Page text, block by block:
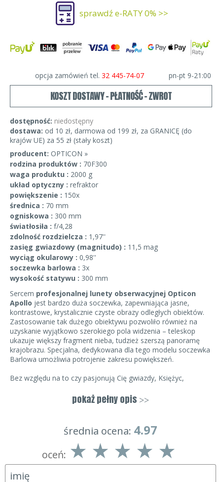
sprawdź e-RATY 0% >>
opcja zamówień tel. 32 445-74-07 pn-pt 9-21:00
KOSZT DOSTAWY - PŁATNOŚĆ - ZWROT
dostępność: niedostępny
dostawa: od 10 zł, darmowa od 199 zł, za GRANICĘ (do
krajów UE) za 55 zł (stały koszt)
producent: OPTICON »
rodzina produktów : 70F300
waga produktu : 2000 g
układ optyczny : refraktor
powiększenie : 150x
średnica : 70 mm
ogniskowa : 300 mm
światłosiła : f/4,28
zdolność rozdzielcza : 1,97''
zasięg gwiazdowy (magnitudo) : 11,5 mag
wyciąg okularowy : 0,98''
soczewka barlowa : 3x
wysokość statywu : 300 mm
Sercem profesjonalnej lunety obserwacyjnej Opticon
Apollo jest bardzo duża soczewka, zapewniająca jasne,
kontrastowe, krystalicznie czyste obrazy odległych obiektów.
Zastosowanie tak dużego obiektywu pozwoliło również na
uzyskanie wyjątkowo szerokiego pola widzenia – teleskop
ukazuje większy fragment nieba, tudzież szerszą panoramę
krajobrazu. Specjalna, dedykowana dla tego modelu soczewka
Barlowa umożliwia potrojenie zakresu powiększeń.
Bez względu na to czy pasjonują Cię gwiazdy, Księżyc,
lunety turystycznej – Opticon Apollo będzie
polepsza jakość obrazu podczas pełni, dzięki czemu możliwe
jest dostrzeżenie fascynujących detali – gór, mórz oraz
Z uwagi na kompaktową budowę oraz łatwość obsługi Apollo
jest szczególnie polecany początkującym jako pierwszy
teleskop. Przypadnie też do gustu każdemu, kto w
pokaż pełny opis >>
średnia ocena: 4.97
oceń: